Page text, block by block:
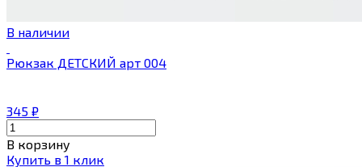
В наличии
Рюкзак ДЕТСКИЙ арт 004
345 ₽
В корзину
Купить в 1 клик